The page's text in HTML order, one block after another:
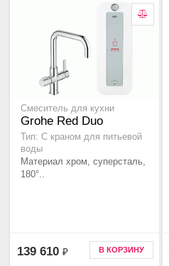
Смеситель для кухни
Grohe Red Duo
Тип: С краном для питьевой
воды
Материал хром, суперсталь,
180°..
139 610 ₽ В КОРЗИНУ